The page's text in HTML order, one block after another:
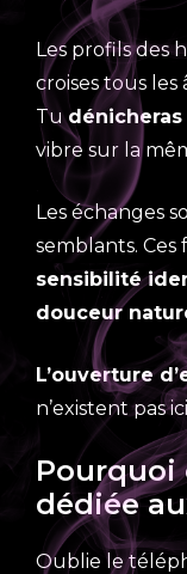
Les profils des
croises tous les
Tu
vibre sur la
Les échanges
semblants. Ces
sensibilité
douceur
L’ouverture
n’existent pas
Pourquoi
dédiée
Oublie le